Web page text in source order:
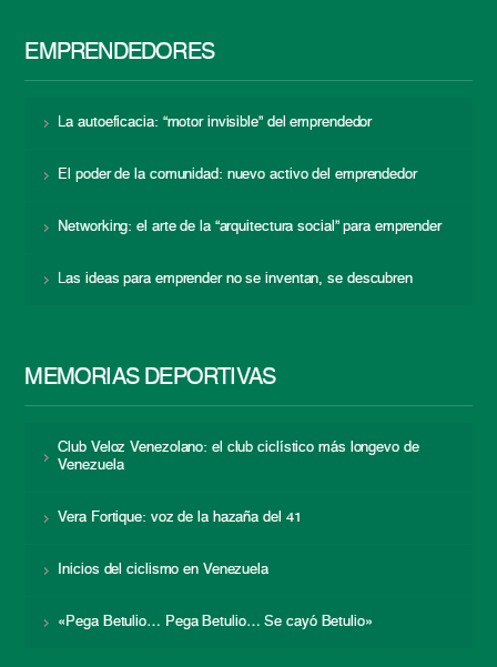
EMPRENDEDORES
La autoeficacia: “motor invisible” del emprendedor
El poder de la comunidad: nuevo activo del emprendedor
Networking: el arte de la “arquitectura social” para emprender
Las ideas para emprender no se inventan, se descubren
MEMORIAS DEPORTIVAS
Club Veloz Venezolano: el club ciclístico más longevo de
Venezuela
Vera Fortique: voz de la hazaña del 41
Inicios del ciclismo en Venezuela
«Pega Betulio… Pega Betulio… Se cayó Betulio»